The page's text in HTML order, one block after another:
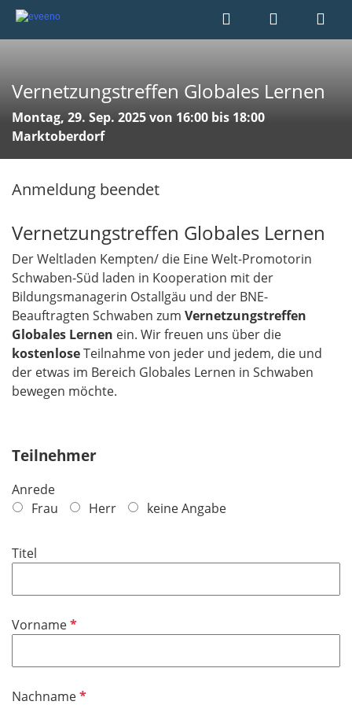
Vernetzungstreffen Globales Lernen
Montag, 29. Sep. 2025 von 16:00 bis 18:00
Marktoberdorf
Anmeldung beendet
Vernetzungstreffen Globales Lernen
Der Weltladen Kempten/ die Eine Welt-Promotorin
Schwaben-Süd laden in Kooperation mit der
Bildungsmanagerin Ostallgäu und der BNE-
Beauftragten Schwaben zum Vernetzungstreffen
Globales Lernen ein. Wir freuen uns über die
kostenloseTeilnahme von jeder und jedem, die und
der etwas im Bereich Globales Lernen in Schwaben
bewegen möchte.
Teilnehmer
Anrede
Frau
Herr keine Angabe
Titel
VornameP
c
NachnameP